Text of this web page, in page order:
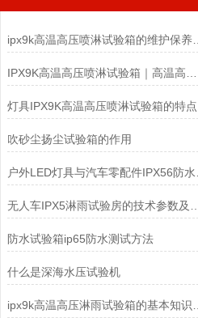
ipx9k高温高压喷淋试验箱的维护保养你了解多少？
灯具IPX9K高温高压喷淋试验箱的特点
吹砂尘扬尘试验箱的作用
防水试验箱ip65防水测试方法
什么是深海水压试验机